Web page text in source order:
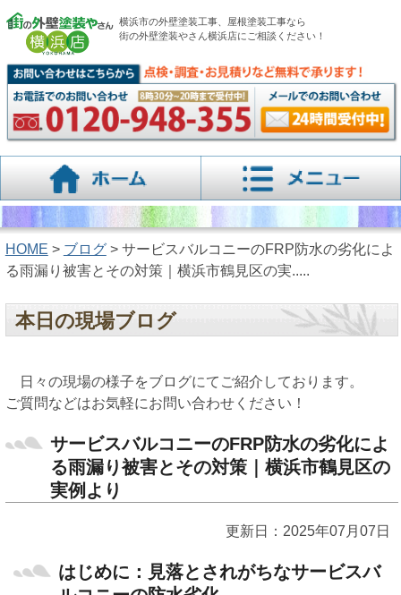
横浜市の外壁塗装工事、屋根塗装工事なら
街の外壁塗装やさん横浜店にご相談ください！
HOME > ブログ> サービスバルコニーのFRP防水の劣化によ
る雨漏り被害とその対策｜横浜市鶴見区の実.....
本日の現場ブログ
日々の現場の様子をブログにてご紹介しております。
ご質問などはお気軽にお問い合わせください！
サービスバルコニーのFRP防水の劣化によ
る雨漏り被害とその対策｜横浜市鶴見区の
実例より
更新日：2025年07月07日
はじめに：見落とされがちなサービスバ